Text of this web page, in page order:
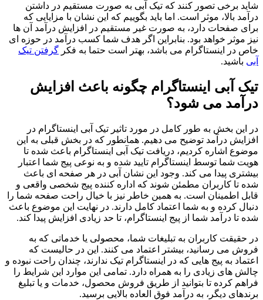
شاید برخی تصور کنند که تیک آبی به صورت مستقیم در داشتن
درآمد بالا، موثر است. اما باید بگوییم که این نشان با مزایایی که
برای صفحات دارد، به صورت غیر مستقیم در افزایش درآمد آن ها
نیز موثر خواهد بود. بنابراین اگر هدف شما کسب درآمد در حوزه ای
خاص در اینستاگرام می باشد، بهتر است حتما به فکر گرفتن تیک
آبی باشید.
تیک آبی اینستاگرام چگونه باعث افزایش
درآمد می شود؟
در این بخش به طور کامل در مورد تاثیر تیک آبی اینستاگرام در
افزایش درآمد توضیح می دهیم. همانطور که در بخش قبلی به این
موضوع اشاره کردیم، دریافت تیک آبی اینستاگرام باعث شده تا
هویت شما توسط اینستاگرام تایید شده و به نوعی پیج شما اعتبار
بیشتری پیدا می کند. وجود این نشان آبی در هر صفحه ای باعث
شده تا کاربران مطمئن شوند که اداره کننده پیج شخصی واقعی و
قابل اطمینان است. به همین خاطر نیز با خیال راحت صفحه شما را
دنبال کرده و به شما اعتماد کامل دارند. در نهایت این موضوع باعث
شده تا درآمد شما از پیج اینستاگرام، تا حد زیادی افزایش پیدا کند.
در حقیقت کاربران به تبلیغات شما، محصولی یا خدماتی که به
فروش می رسانید، بیشتر اعتماد می کنند. این در حالیست که
اعتماد به پیج هایی که در اینستاگرام تیک ندارند، چندان راحت نبوده و
چالش های زیادی را به همراه دارد. تمامی این موارد این شرایط را
فراهم کرده تا بتوانید از طریق فروش محصول، خدمات و یا تبلیغ
برندهای دیگر، به درآمد فوق العاده بالایی برسید.